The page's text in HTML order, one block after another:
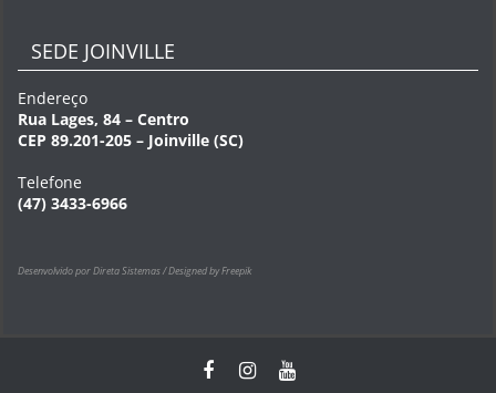
SEDE JOINVILLE
Endereço
Rua Lages, 84 – Centro
CEP 89.201-205 – Joinville (SC)
Telefone
(47) 3433-6966
Desenvolvido por Direta Sistemas /Designed by Freepik